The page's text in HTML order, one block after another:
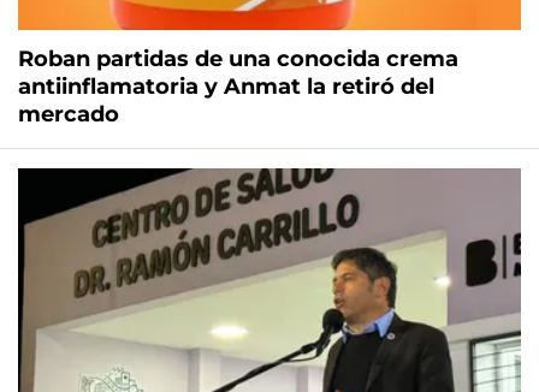
Roban partidas de una conocida crema
antiinflamatoria y Anmat la retiró del
mercado